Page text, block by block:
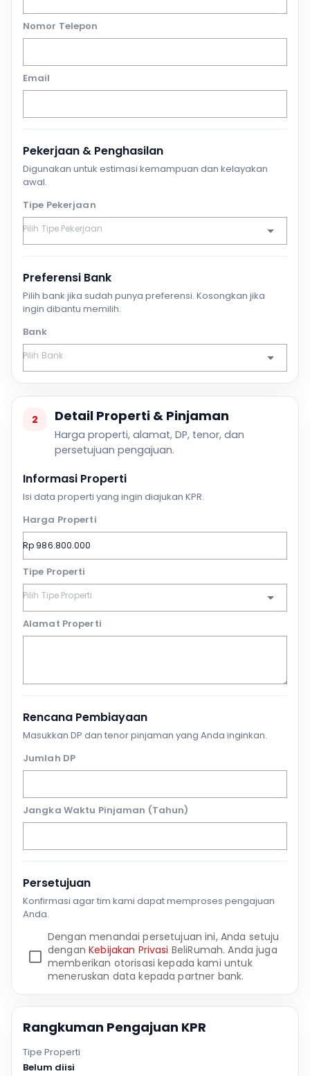
Nomor Telepon
Email
Pekerjaan & Penghasilan
Digunakan untuk estimasi kemampuan dan kelayakan
awal.
Tipe Pekerjaan
Preferensi Bank
Pilih bank jika sudah punya preferensi. Kosongkan jika
ingin dibantu memilih.
Bank
2 Detail Properti & Pinjaman
Harga properti, alamat, DP, tenor, dan
persetujuan pengajuan.
Informasi Properti
Isi data properti yang ingin diajukan KPR.
Harga Properti
Tipe Properti
Alamat Properti
Rencana Pembiayaan
Masukkan DP dan tenor pinjaman yang Anda inginkan.
Jumlah DP
Jangka Waktu Pinjaman (Tahun)
Persetujuan
Konfirmasi agar tim kami dapat memproses pengajuan
Anda.
Dengan menandai persetujuan ini, Anda setuju
denganKebijakan Privasi BeliRumah. Anda juga
memberikan otorisasi kepada kami untuk
meneruskan data kepada partner bank.
Rangkuman Pengajuan KPR
Tipe Properti
Belum diisi